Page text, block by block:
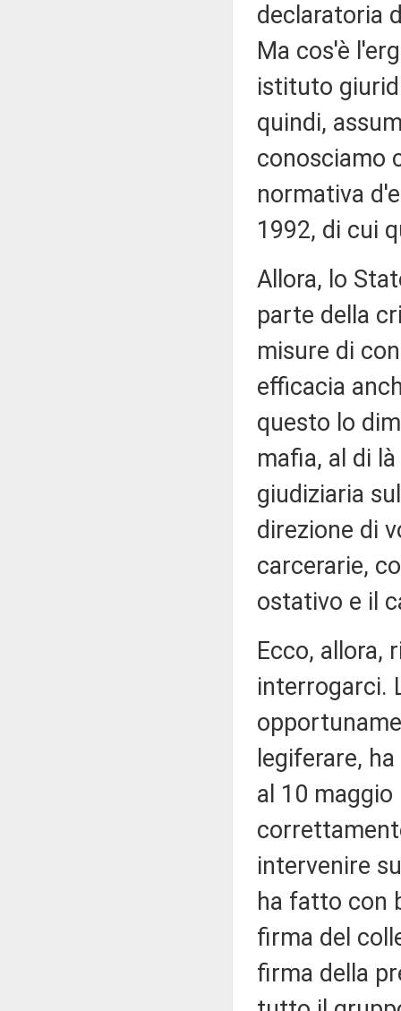
declaratoria
Ma cos'è
istituto
quindi,
conosciamo
normativa
1992, di cui
Allora, lo
parte della
misure di
efficacia
questo lo
mafia, al di
giudiziaria
direzione di
carcerarie,
ostativo e il
Ecco, allora,
interrogarci.
legiferare,
al 10
intervenire
ha fatto con
firma del
firma della